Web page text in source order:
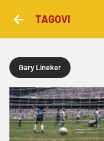
TAGOVI
Gary Lineker